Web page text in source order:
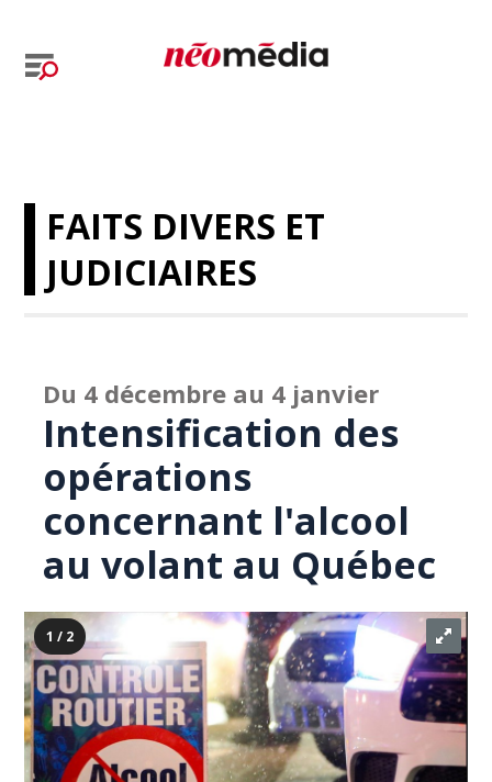
FAITS DIVERS ET
JUDICIAIRES
Du 4 décembre au 4 janvier
Intensification des
opérations
concernant l'alcool
au volant au Québec
1 / 2